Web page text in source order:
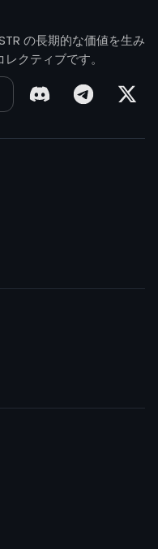
の長期的な価値を生み
クティブです。